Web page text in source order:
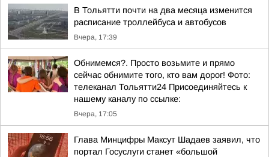
В Тольятти почти на два месяца изменится
расписание троллейбуса и автобусов
Вчера, 17:39
Обнимемся?. Просто возьмите и прямо
сейчас обнимите того, кто вам дорог! Фото:
телеканал Тольятти24 Присоединяйтесь к
нашему каналу по ссылке:
Вчера, 17:05
Глава Минцифры Максут Шадаев заявил, что
портал Госуслуги станет «большой